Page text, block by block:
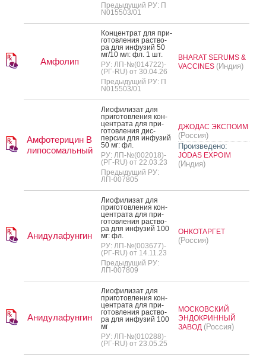
Предыдущий РУ: П
N015503/01
Амфолип
Кон­цен­трат для при­
готов­ле­ния рас­тво­
ра для ин­фу­зий 50
мг/10 мл: фл. 1 шт.
РУ: ЛП-№(014722)-
(РГ-RU) от 30.04.26
Предыдущий РУ: П
N015503/01
BHARAT SERUMS &
VACCINES (Индия)
Амфотерицин В
липосомальный
Ли­офи­лизат для
при­готов­ле­ния кон­
цен­тра­та для при­
готов­ле­ния дис­
персии для ин­фу­зий
50 мг: фл.
РУ: ЛП-№(002018)-
(РГ-RU) от 22.03.23
Предыдущий РУ:
ЛП-007805
ДЖОДАС ЭКСПОИМ
(Россия)
Произведено:
JODAS EXPOIM
(Индия)
Анидулафунгин
Ли­офи­лизат для
при­готов­ле­ния кон­
цен­тра­та для при­
готов­ле­ния рас­тво­
ра для ин­фу­зий 100
мг: фл.
РУ: ЛП-№(003677)-
(РГ-RU) от 14.11.23
Предыдущий РУ:
ЛП-007809
ОНКОТАРГЕТ
(Россия)
Анидулафунгин
Ли­офи­лизат для
при­готов­ле­ния кон­
цен­тра­та для при­
готов­ле­ния рас­тво­
ра для ин­фу­зий 100
мг
РУ: ЛП-№(010288)-
(РГ-RU) от 23.05.25
МОСКОВСКИЙ
ЭНДОКРИННЫЙ
ЗАВОД (Россия)